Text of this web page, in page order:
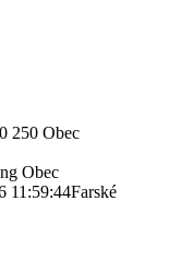
250 Obec
Obec
11:59:44Farské